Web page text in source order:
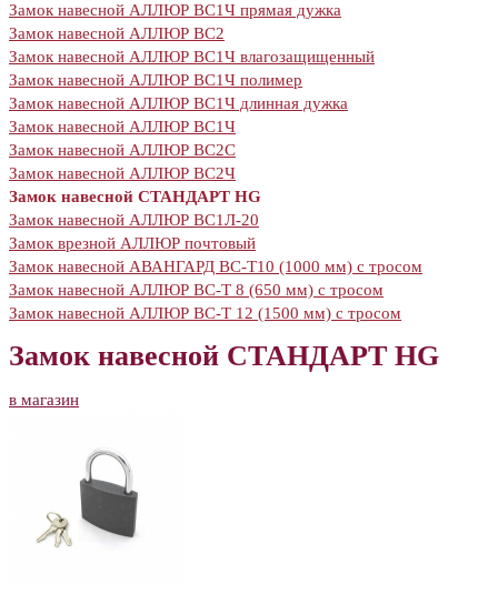
Замок навесной АЛЛЮР ВС1Ч прямая дужка
Замок навесной АЛЛЮР ВС2
Замок навесной АЛЛЮР ВС1Ч влагозащищенный
Замок навесной АЛЛЮР ВС1Ч полимер
Замок навесной АЛЛЮР ВС1Ч длинная дужка
Замок навесной АЛЛЮР ВС1Ч
Замок навесной АЛЛЮР ВС2С
Замок навесной АЛЛЮР ВС2Ч
Замок навесной СТАНДАРТ HG
Замок навесной АЛЛЮР ВС1Л-20
Замок врезной АЛЛЮР почтовый
Замок навесной АВАНГАРД ВС-Т10 (1000 мм) с тросом
Замок навесной АЛЛЮР ВС-Т 8 (650 мм) с тросом
Замок навесной АЛЛЮР ВС-Т 12 (1500 мм) с тросом
Замок навесной СТАНДАРТ HG
в магазин